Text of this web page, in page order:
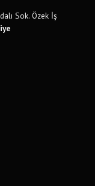
Sok. Özek İş